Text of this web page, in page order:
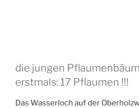
die jungen
erstmals: 17 Pflaumen !!!
Das Wasserloch auf der